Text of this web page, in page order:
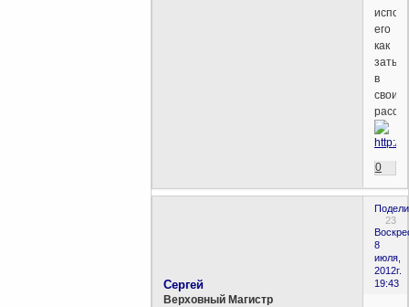
его
как
в
своих
0
23
8
июля,
2012г.
19:43
Сергей
Верховный Магистр